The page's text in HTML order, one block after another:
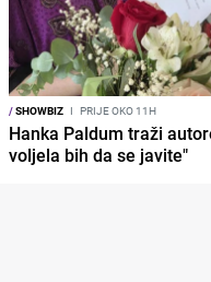
/SHOWBIZ I PRIJE OKO 11H
Hanka Paldum traži
voljela bih da se javite"